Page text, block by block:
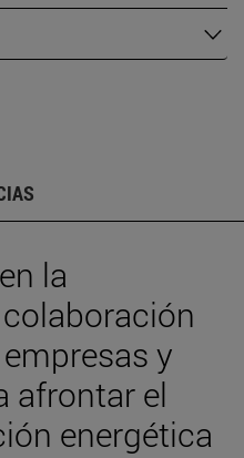
la
y
afrontar el
energética